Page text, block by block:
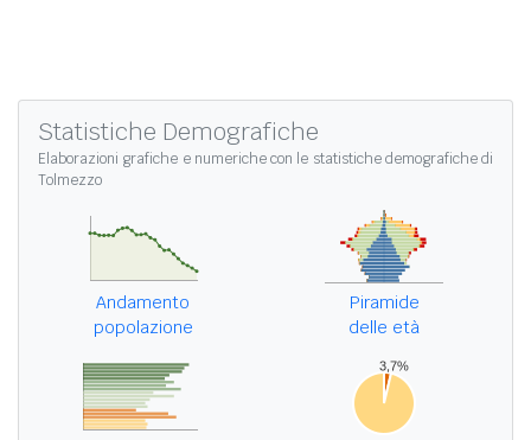
Statistiche Demografiche
Elaborazioni grafiche e numeriche con le statistiche demografiche di
Tolmezzo
Andamento
popolazione
Piramide
delle età